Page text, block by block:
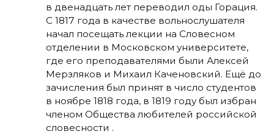
в двенадцать лет переводил оды Горация.
С 1817 года в качестве вольнослушателя
начал посещать лекции на Словесном
отделении в Московском университете,
где его преподавателями были Алексей
Мерзляков и Михаил Каченовский. Ещё до
зачисления был принят в число студентов
в ноябре 1818 года, в 1819 году был избран
членом Общества любителей российской
словесности .